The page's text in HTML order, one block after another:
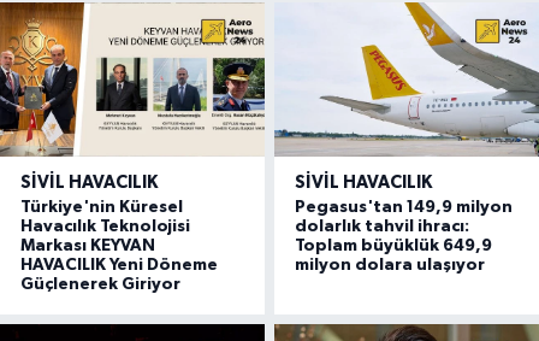
SIVIL HAVACILIK
Türkiye'nin Küresel
Havacılık Teknolojisi
Markası KEYVAN
HAVACILIK Yeni Döneme
Güçlenerek Giriyor
SIVIL HAVACILIK
Pegasus'tan 149,9 milyon
dolarlık tahvil ihracı:
Toplam büyüklük 649,9
milyon dolara ulaşıyor